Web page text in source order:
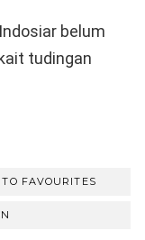
belum
tudingan
FAVOURITES